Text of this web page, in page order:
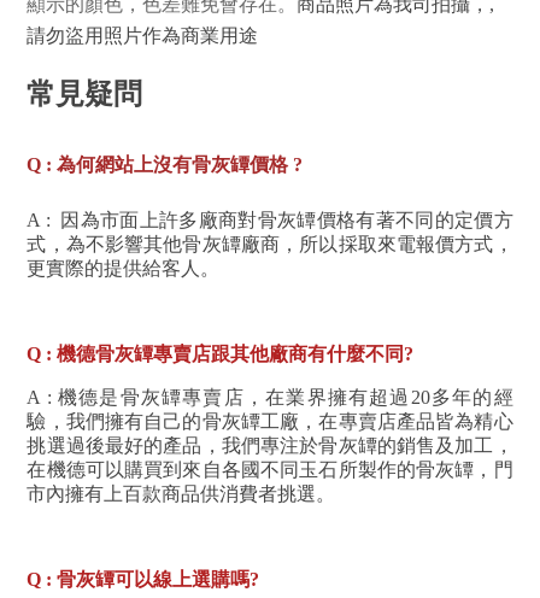
顯示的顏色，色差難免會存在。 商品照片為我司拍攝，,
請勿盜用照片作為商業用途
常見疑問
Q : 為何網站上沒有骨灰罈價格 ?
A : 因為市面上許多廠商對骨灰罈價格有著不同的定價方
式，為不影響其他骨灰罈廠商，所以採取來電報價方式，
更實際的提供給客人。
Q : 機德骨灰罈專賣店跟其他廠商有什麼不同?
A : 機德是骨灰罈專賣店，在業界擁有超過20多年的經
驗，我們擁有自己的骨灰罈工廠，在專賣店產品皆為精心
挑選過後最好的產品，我們專注於骨灰罈的銷售及加工 ，
在機德可以購買到來自各國不同玉石所製作的骨灰罈，門
市內擁有上百款商品供消費者挑選。
Q : 骨灰罈可以線上選購嗎?